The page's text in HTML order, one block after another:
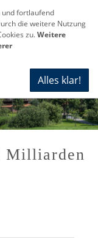
Milliarden
und fortlaufend
die weitere Nutzung
zu.Weitere
Alles klar!